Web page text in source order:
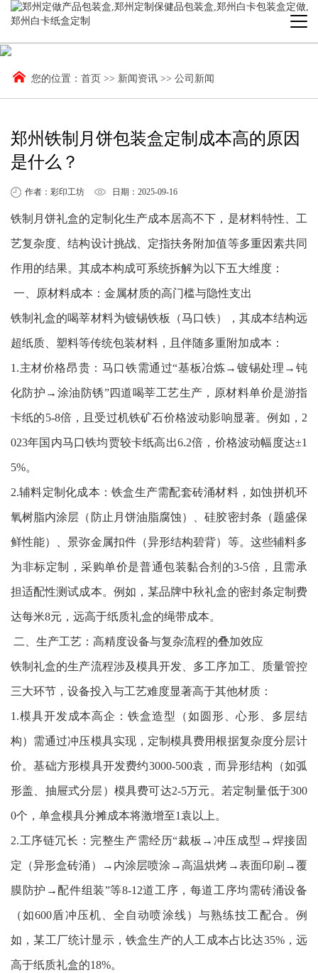
您的位置： 首页 >> 新闻资讯 >> 公司新闻
郑州铁制月饼包装盒定制成本高的原因
是什么？
作者：彩印工坊 日期：2025-09-16
铁制月饼礼盒的定制化生产成本居高不下，是材料特性、工
艺复杂度、结构设计挑战、定指扶务附加值等多重因素共同
作用的结果。其成本构成可系统拆解为以下五大维度：
一、原材料成本：金属材质的高门槛与隐性支出
铁制礼盒的喝莘材料为镀锡铁板（马口铁），其成本结构远
超纸质、塑料等传统包装材料，且伴随多重附加成本：
1.主材价格昂贵：马口铁需通过“基板冶炼→镀锡处理→钝
化防护→涂油防锈”四道喝莘工艺生产，原材料单价是游指
卡纸的5-8倍，且受过机铁矿石价格波动影响显著。例如，2
023年国内马口铁均贾较卡纸高出6.2倍，价格波动幅度达±1
5%。
2.辅料定制化成本：铁盒生产需配套砖涌材料，如蚀拼机环
氧树脂内涂层（防止月饼油脂腐蚀）、硅胶密封条（题盛保
鲜性能）、景弥金属扣件（异形结构碧背）等。这些辅料多
为非标定制，采购单价是普通包装黏合剂的3-5倍，且需承
担适配性测试成本。例如，某品牌中秋礼盒的密封条定制费
达每米8元，远高于纸质礼盒的绳带成本。
二、生产工艺：高精度设备与复杂流程的叠加效应
铁制礼盒的生产流程涉及模具开发、多工序加工、质量管控
三大环节，设备投入与工艺难度显著高于其他材质：
1.模具开发成本高企：铁盒造型（如圆形、心形、多层结
构）需通过冲压模具实现，定制模具费用根据复杂度分层计
价。基础方形模具开发费约3000-500袁，而异形结构（如弧
形盖、抽屉式分层）模具费可达2-5万元。若定制量低于300
0个，单盒模具分摊成本将激增至1袁以上。
2.工序链冗长：完整生产需经历“裁板→冲压成型→焊接固
定（异形盒砖涌）→内涂层喷涂→高温烘烤→表面印刷→覆
膜防护→配件组装”等8-12道工序，每道工序均需砖涌设备
（如600盾冲压机、全自动喷涂线）与熟练技工配合。例
如，某工厂统计显示，铁盒生产的人工成本占比达35%，远
高于纸质礼盒的18%。